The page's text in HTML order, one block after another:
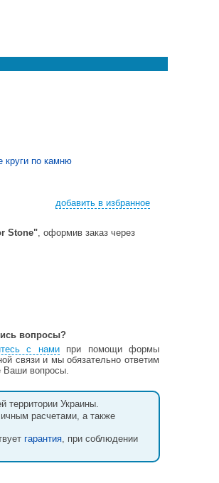
круги по камню
добавить в избранное
Stone", оформив заказ через
вопросы?
с намипри помощи формы
связи и мы обязательно ответим
Ваши вопросы.
территории Украины.
расчетами, а также
гарантия, при соблюдении